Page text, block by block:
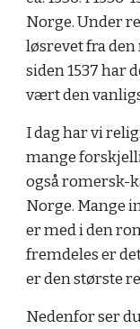
Norge. Under
løsrevet fra
siden 1537 har
vært den
I dag har vi
mange
også romersk-
Norge. Mange
er med i den
fremdeles er
er den største
Nedenfor ser